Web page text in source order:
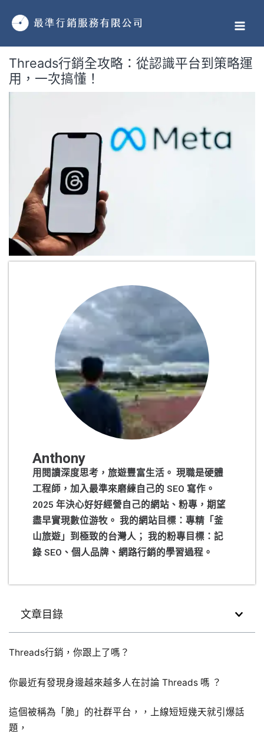
Threads行銷全攻略：從認識平台到策略運
用，一次搞懂！
Anthony
用閱讀深度思考，旅遊豐富生活。 現職是硬體
工程師，加入最準來磨練自己的 SEO 寫作。
2025 年決心好好經營自己的網站、粉專，期望
盡早實現數位游牧。 我的網站目標：專精「釜
山旅遊」到極致的台灣人； 我的粉專目標：記
錄 SEO、個人品牌、網路行銷的學習過程。
文章目錄
Threads行銷，你跟上了嗎？
你最近有發現身邊越來越多人在討論 Threads 嗎 ？
這個被稱為「脆」的社群平台，，上線短短幾天就引爆話
題，